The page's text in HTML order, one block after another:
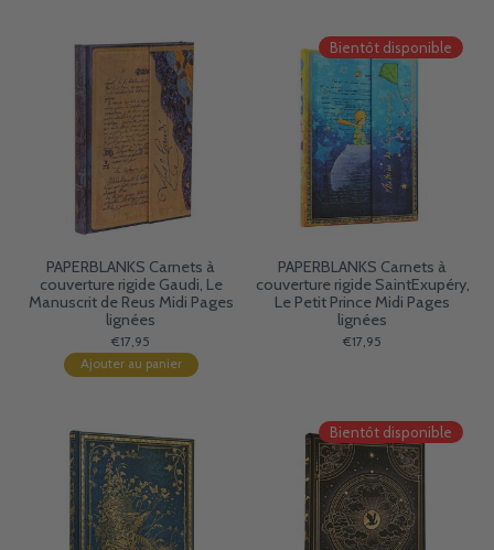
PAPERBLANKS Carnets à
couverture rigide Gaudi, Le
Manuscrit de Reus Midi Pages
lignées
€17,95
Ajouter au panier
Bientôt disponible
PAPERBLANKS Carnets à
couverture rigide SaintExupéry,
Le Petit Prince Midi Pages
lignées
€17,95
Bientôt disponible